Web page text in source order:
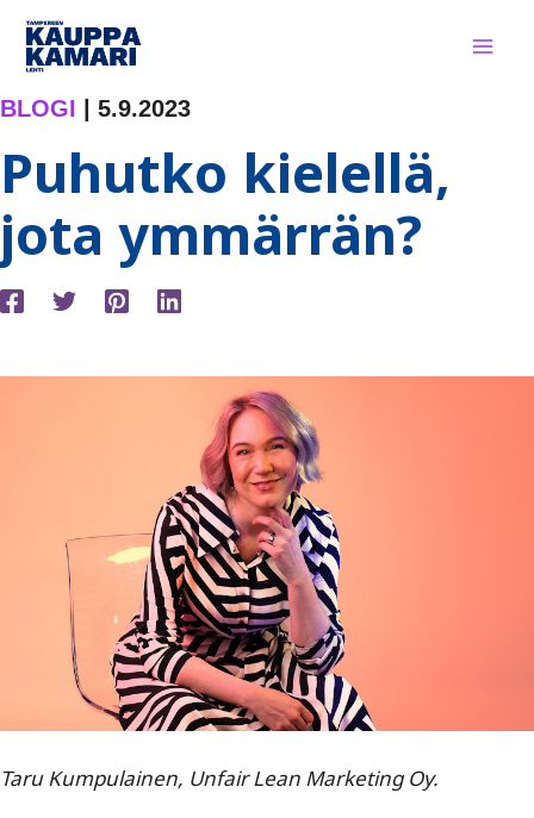
Siirry
sisältöön
BLOGI 5.9.2023
Puhutko kielellä,
jota ymmärrän?
Taru Kumpulainen, Unfair Lean Marketing Oy.